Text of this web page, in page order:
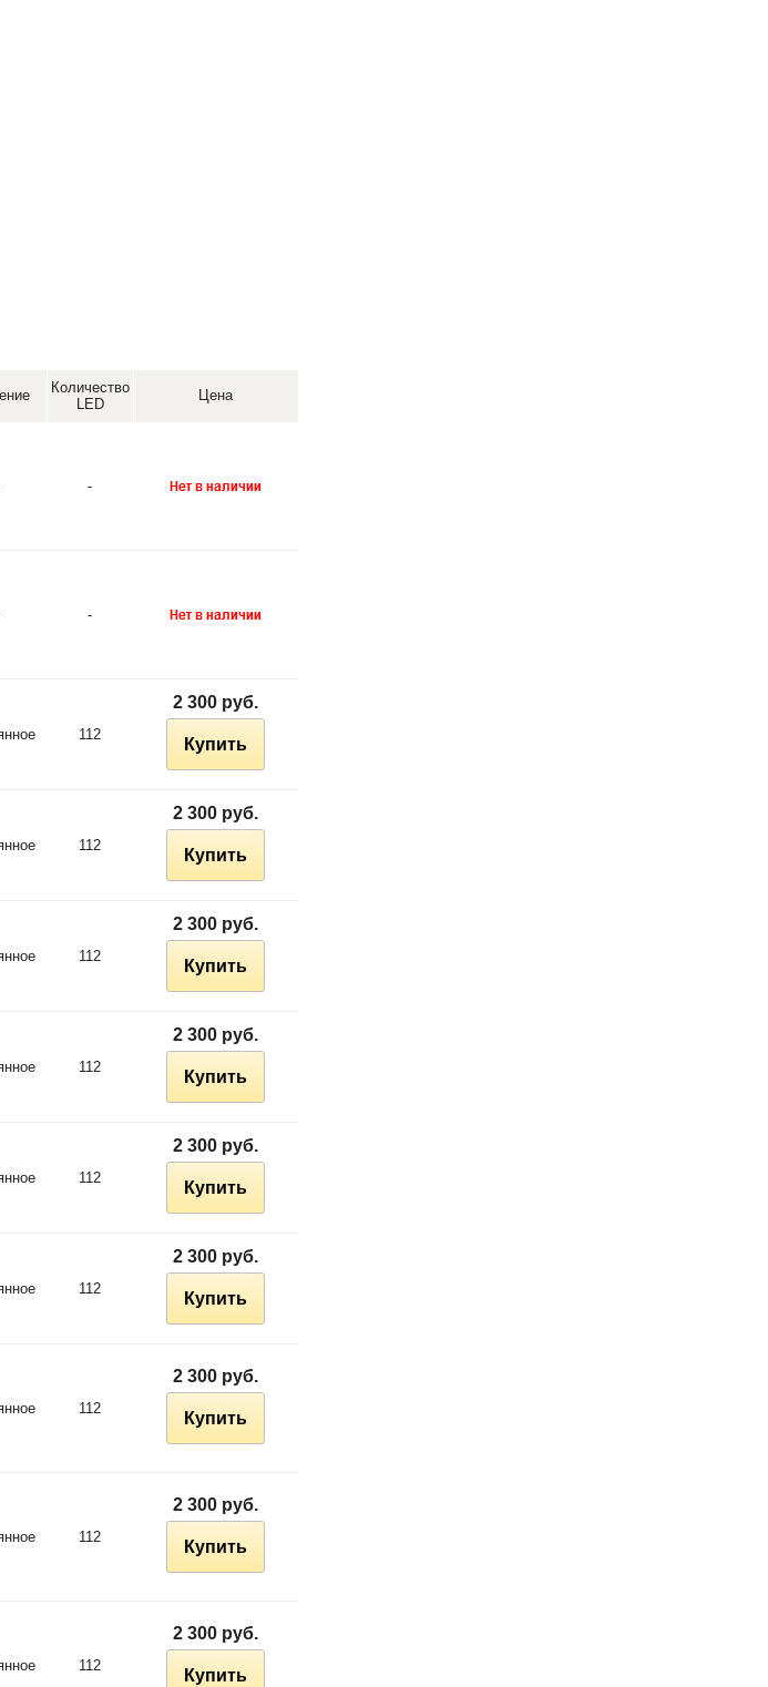
Количество
LED
Цена
-
-
112
2 300 руб.
Купить
112
2 300 руб.
Купить
112
2 300 руб.
Купить
112
2 300 руб.
Купить
112
2 300 руб.
Купить
112
2 300 руб.
Купить
112
2 300 руб.
Купить
112
2 300 руб.
Купить
112
2 300 руб.
Купить